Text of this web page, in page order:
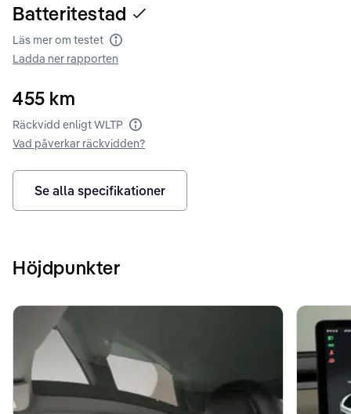
Batteritestad
Läs mer om testet Batteritest
Ladda ner rapporten
455 km
Räckvidd enligt WLTP Räckvidd enligt WLTP
Vad påverkar räckvidden?
Se alla specifikationer
Höjdpunkter